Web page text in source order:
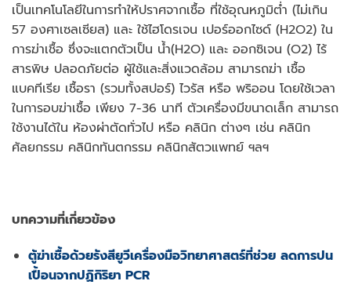
เป็นเทคโนโลยีในการทำให้ปราศจากเชื้อ ที่ใช้อุณหภูมิต่ำ (ไม่เกิน
57 องศาเซลเซียส) และ ใช้ไฮโดรเจน เปอร์ออกไซด์ (H2O2) ใน
การฆ่าเชื้อ ซึ่งจะแตกตัวเป็น น้ำ(H2O) และ ออกซิเจน (O2) ไร้
สารพิษ ปลอดภัยต่อ ผู้ใช้และสิ่งแวดล้อม สามารถฆ่า เชื้อ
แบคทีเรีย เชื้อรา (รวมทั้งสปอร์) ไวรัส หรือ พริออน โดยใช้เวลา
ในการอบฆ่าเชื้อ เพียง 7-36 นาที ตัวเครื่องมีขนาดเล็ก สามารถ
ใช้งานได้ใน ห้องผ่าตัดทั่วไป หรือ คลินิก ต่างๆ เช่น คลินิก
ศัลยกรรม คลินิกทันตกรรม คลินิกสัตวแพทย์ ฯลฯ
บทความที่เกี่ยวข้อง
ตู้ฆ่าเชื้อด้วยรังสียูวีเครื่องมือวิทยาศาสตร์ที่ช่วย ลดการปน
เปื้อนจากปฏิกิริยา PCR